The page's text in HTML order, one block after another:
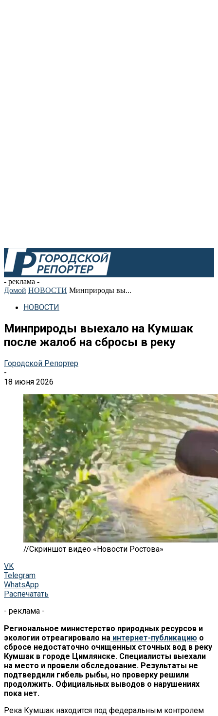
- реклама -
Домой НОВОСТИ Минприроды вы...
НОВОСТИ
Минприроды выехало на Кумшак
после жалоб на сбросы в реку
Городской Репортер
-
18 июня 2026
//Скриншот видео «Новости Ростова»
VK
Telegram
WhatsApp
Распечатать
- реклама -
Региональное министерство природных ресурсов и
экологии отреагировало на интернет-публикацию о
сбросе недостаточно очищенных сточных вод в реку
Кумшак в городе Цимлянске. Специалисты выехали
на место и провели обследование. Результаты не
подтвердили гибель рыбы, но проверку решили
продолжить. Официальных выводов о нарушениях
пока нет.
Река Кумшак находится под федеральным контролем